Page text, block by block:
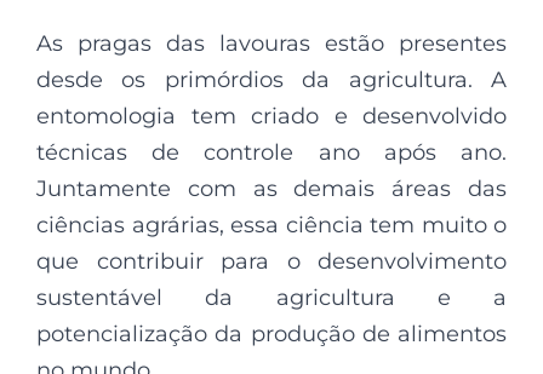
As pragas das lavouras estão presentes
desde os primórdios da agricultura. A
entomologia tem criado e desenvolvido
técnicas de controle ano após ano.
Juntamente com as demais áreas das
ciências agrárias, essa ciência tem muito o
que contribuir para o desenvolvimento
sustentável da agricultura e a
potencialização da produção de alimentos